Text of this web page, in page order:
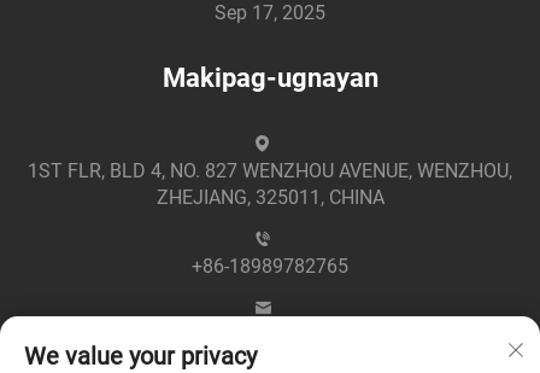
Sep 17, 2025
Makipag-ugnayan
1ST FLR, BLD 4, NO. 827 WENZHOU AVENUE, WENZHOU,
ZHEJIANG, 325011, CHINA
+86-18989782765
We value your privacy